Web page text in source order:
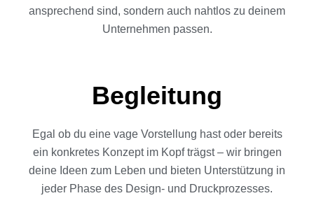
ansprechend sind, sondern auch nahtlos zu deinem
Unternehmen passen.
Begleitung
Egal ob du eine vage Vorstellung hast oder bereits
ein konkretes Konzept im Kopf trägst – wir bringen
deine Ideen zum Leben und bieten Unterstützung in
jeder Phase des Design- und Druckprozesses.